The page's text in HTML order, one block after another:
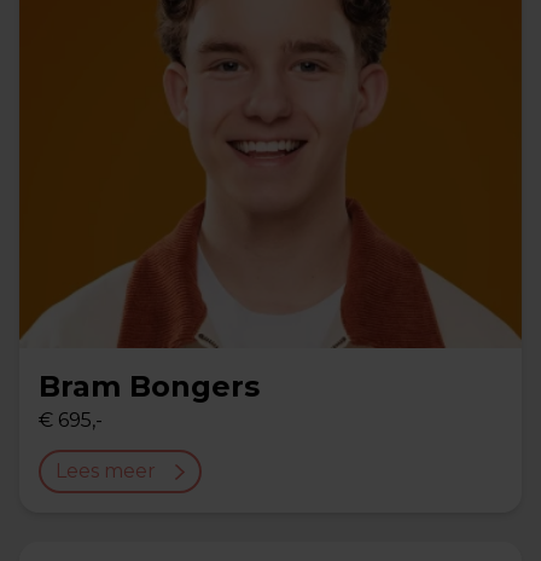
Bram Bongers
€ 695,-
Lees meer